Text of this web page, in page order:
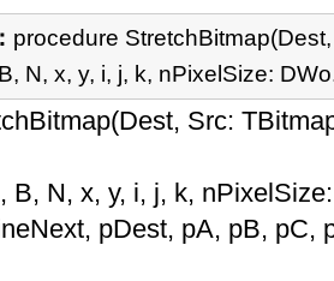
procedure
N, x, y, i, j, k, nPixelSize:
Src:
B, N, x, y, i, j, k,
pDest, pA, pB, pC,